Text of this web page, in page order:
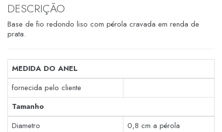
DESCRIÇÃO
Base de fio redondo liso com pérola cravada em renda de
prata.
MEDIDA DO ANEL
fornecida pelo cliente
Tamanho
Diametro
0,8 cm a pérola